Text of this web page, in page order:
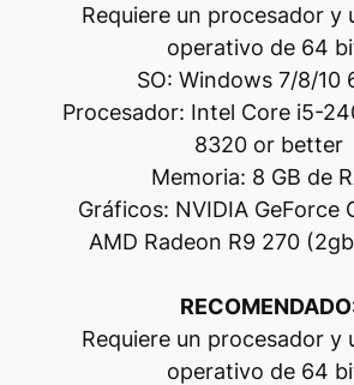
Requiere un procesador y
operativo de 64
SO: Windows 7/8/10
Procesador: Intel Core i5-
8320 or better
Memoria: 8 GB de
Gráficos: NVIDIA GeForce
AMD Radeon R9 270
Requiere un procesador y
operativo de 64